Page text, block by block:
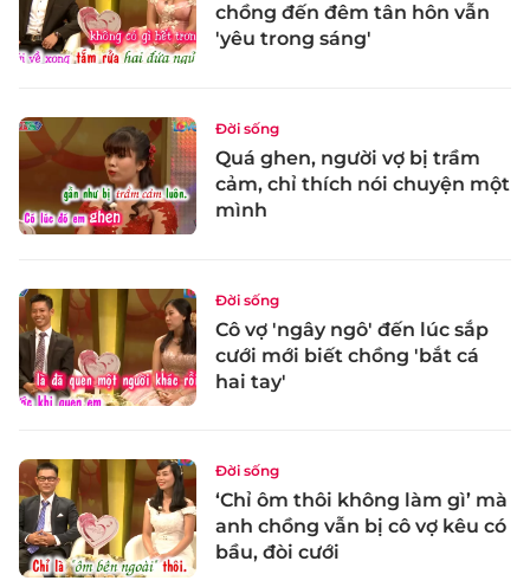
chồng đến đêm tân hôn vẫn
'yêu trong sáng'
Đời sống
Quá ghen, người vợ bị trầm
cảm, chỉ thích nói chuyện một
mình
Đời sống
Cô vợ 'ngây ngô' đến lúc sắp
cưới mới biết chồng 'bắt cá
hai tay'
Đời sống
‘Chỉ ôm thôi không làm gì’ mà
anh chồng vẫn bị cô vợ kêu có
bầu, đòi cưới